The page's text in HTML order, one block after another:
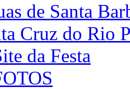
de Santa
Cruz do Rio
da Festa